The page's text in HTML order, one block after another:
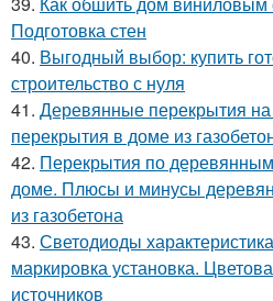
Подготовка стен
40. Выгодный выбор: купить
строительство с нуля
41. Деревянные перекрытия
перекрытия в доме из
42. Перекрытия по
доме. Плюсы и минусы
из газобетона
43. Светодиоды
маркировка установка.
источников